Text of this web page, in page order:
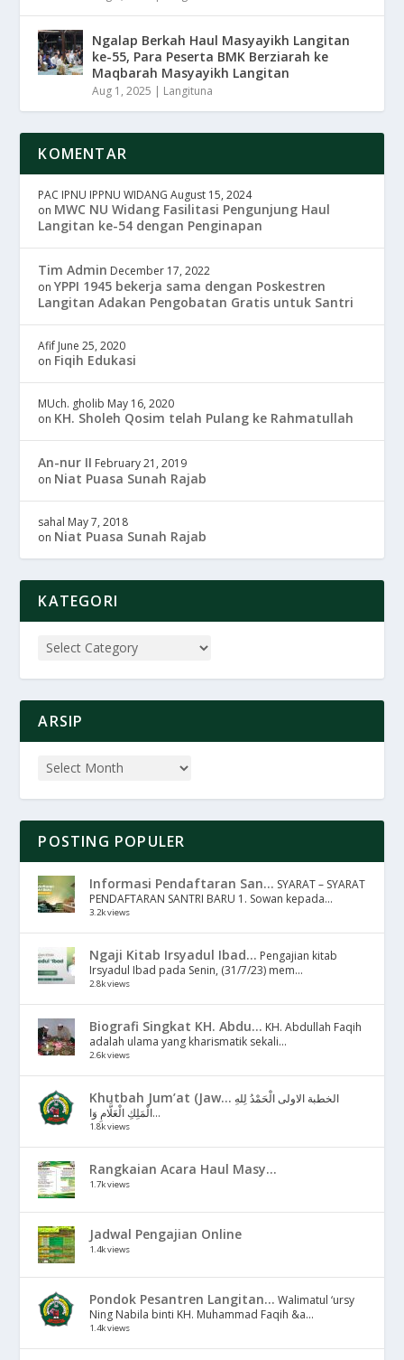
Ngalap Berkah Haul Masyayikh Langitan
ke-55, Para Peserta BMK Berziarah ke
Maqbarah Masyayikh Langitan
Aug 1, 2025 | Langituna
KOMENTAR
PAC IPNU IPPNU WIDANG August 15, 2024
on MWC NU Widang Fasilitasi Pengunjung Haul
Langitan ke-54 dengan Penginapan
Tim Admin December 17, 2022
onYPPI 1945 bekerja sama dengan Poskestren
Langitan Adakan Pengobatan Gratis untuk Santri
Afif June 25, 2020
on Fiqih Edukasi
MUch. gholib May 16, 2020
on KH. Sholeh Qosim telah Pulang ke Rahmatullah
An-nur II February 21, 2019
on Niat Puasa Sunah Rajab
sahal May 7, 2018
on Niat Puasa Sunah Rajab
KATEGORI
ARSIP
POSTING POPULER
Informasi Pendaftaran San... SYARAT – SYARAT
PENDAFTARAN SANTRI BARU 1. Sowan kepada...
3.2k views
Ngaji Kitab Irsyadul Ibad... Pengajian kitab
Irsyadul Ibad pada Senin, (31/7/23) mem...
2.8k views
Biografi Singkat KH. Abdu... KH. Abdullah Faqih
adalah ulama yang kharismatik sekali...
2.6k views
Khutbah Jum’at (Jaw... الخطبة الاولى الْحَمْدُ لِلهِ
الْمَلِكِ الْعَلَّامِ وَا...
1.8k views
Rangkaian Acara Haul Masy...
1.7k views
Jadwal Pengajian Online
1.4k views
Pondok Pesantren Langitan... Walimatul ‘ursy
Ning Nabila binti KH. Muhammad Faqih &a...
1.4k views